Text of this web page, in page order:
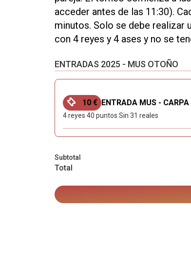
acceder antes de las 11:30).
minutos. Solo se debe realizar
con 4 reyes y 4 ases y no se
ENTRADAS 2025 - MUS OTOÑO
10 € ENTRADA MUS -
4 reyes 40 puntos Sin 31 reales
Subtotal
Total